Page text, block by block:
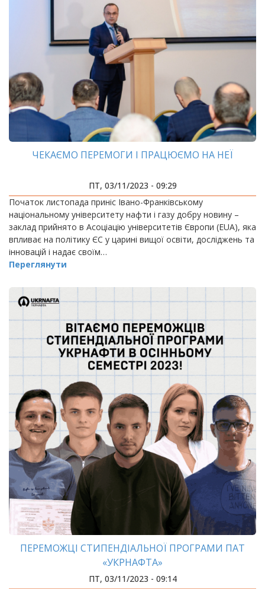
ЧЕКАЄМО ПЕРЕМОГИ І ПРАЦЮЄМО НА НЕЇ
ПТ, 03/11/2023 - 09:29
Початок листопада приніс Івано-Франківському
національному університету нафти і газу добру новину –
заклад прийнято в Асоціацію університетів Європи (EUA), яка
впливає на політику ЄС у царині вищої освіти, досліджень та
інновацій і надає своїм…
Переглянути
ПЕРЕМОЖЦІ СТИПЕНДІАЛЬНОЇ ПРОГРАМИ ПАТ
«УКРНАФТА»
ПТ, 03/11/2023 - 09:14